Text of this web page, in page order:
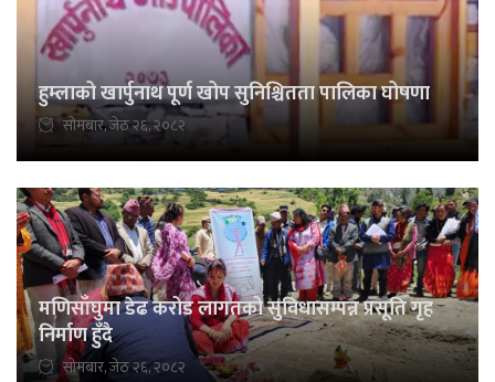
हुम्लाको खार्पुनाथ पूर्ण खोप सुनिश्चितता पालिका घोषणा
सोमबार, जेठ २६, २०८२
मणिसाँघुमा डेढ करोड लागतको सुविधासम्पन्न प्रसूति गृह
निर्माण हुँदै
सोमबार, जेठ २६, २०८२